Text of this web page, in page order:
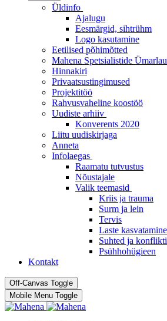
Üldinfo
Ajalugu
Eesmärgid, sihtrühm
Logo kasutamine
Eetilised põhimõtted
Mahena Spetsialistide
Hinnakiri
Privaatsustingimused
Projektitöö
Rahvusvaheline koostöö
Uudiste arhiiv
Konverents 2020
Liitu uudiskirjaga
Anneta
Infolaegas
Raamatu tutvustus
Nõustajale
Valik teemasid
Kriis ja trauma
Surm ja lein
Tervis
Laste
Suhted ja
Psühhohügieen
Kontakt
Off-Canvas Toggle
Mobile Menu Toggle